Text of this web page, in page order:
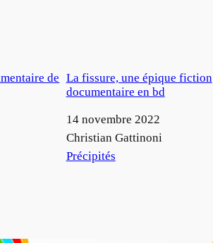
de La fissure, une épique fiction
documentaire en bd
Date
14 novembre 2022
Auteur
Christian Gattinoni
Par rapport à
Précipités